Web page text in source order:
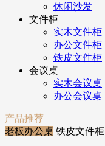
休闲沙发
文件柜
实木文件柜
办公文件柜
铁皮文件柜
会议桌
实木会议桌
办公会议桌
产品推荐
老板办公桌 铁皮文件柜